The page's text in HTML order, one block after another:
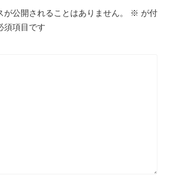
が公開されることはありません。 ※ が付
須項目です